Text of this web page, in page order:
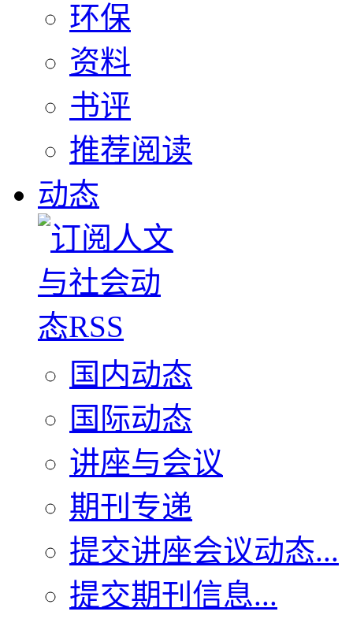
环保
资料
书评
推荐阅读
动态
国内动态
国际动态
讲座与会议
期刊专递
提交讲座会议动态...
提交期刊信息...